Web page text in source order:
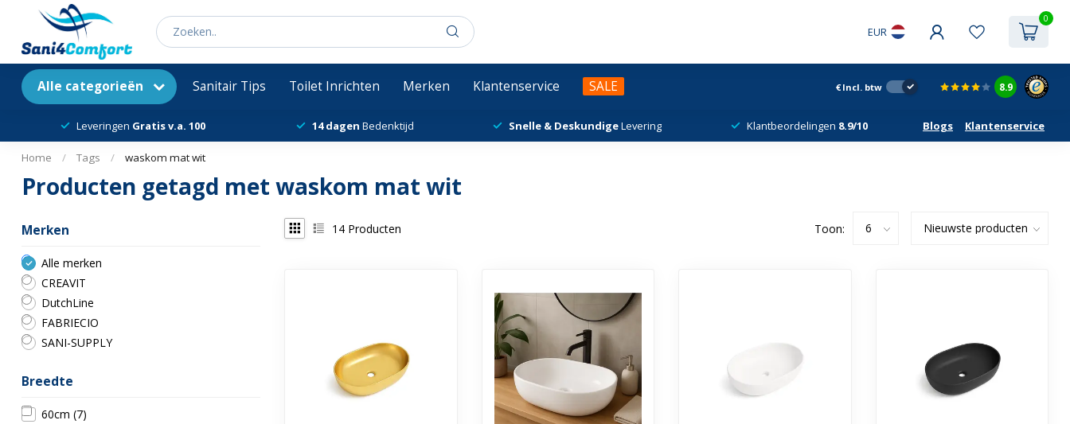
EUR
0
Alle categorieën Sanitair Tips Toilet Inrichten Merken Klantenservice SALE € Incl. btw 8.9
Leveringen Gratis v.a. 100 14 dagen Bedenktijd Snelle & DeskundigeLevering Klantbeordelingen 8.9/10 Blogs Klantenservice
Home / Tags / waskom mat wit
Producten getagd met waskom mat wit
Merken
Alle merken
CREAVIT
DutchLine
FABRIECIO
SANI-SUPPLY
Breedte
60cm (7)
14 Producten Toon: